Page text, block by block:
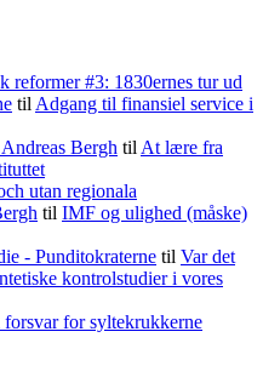
reformer #3: 1830ernes tur ud
til Adgang til finansiel service i
Bergh til At lære fra
utan regionala
til IMF og ulighed (måske)
- Punditokraterne til Var det
kontrolstudier i vores
for syltekrukkerne